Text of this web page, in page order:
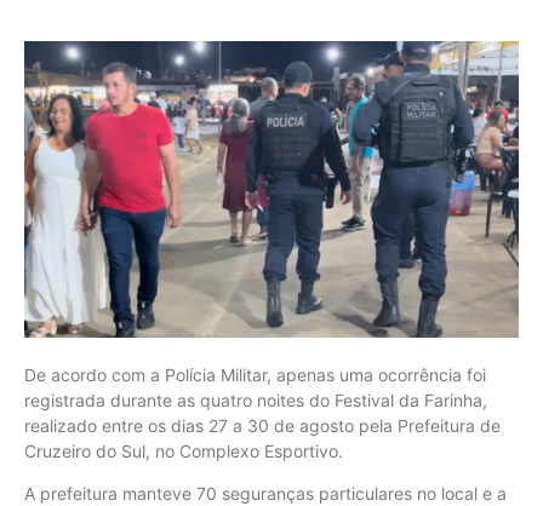
De acordo com a Polícia Militar, apenas uma ocorrência foi
registrada durante as quatro noites do Festival da Farinha,
realizado entre os dias 27 a 30 de agosto pela Prefeitura de
Cruzeiro do Sul, no Complexo Esportivo.
A prefeitura manteve 70 seguranças particulares no local e a